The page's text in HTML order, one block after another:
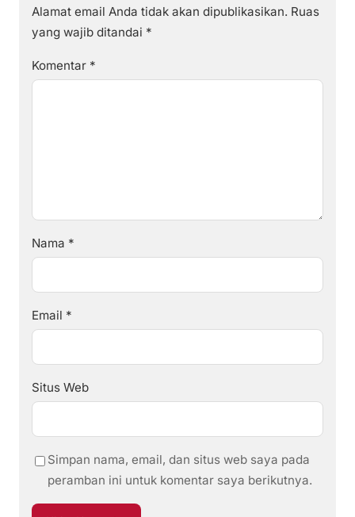
Alamat email Anda tidak akan dipublikasikan. Ruas
yang wajib ditandai *
Komentar *
Nama *
Email *
Situs Web
Simpan nama, email, dan situs web saya pada
peramban ini untuk komentar saya berikutnya.